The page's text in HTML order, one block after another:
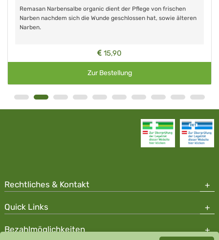
älteren
Das rezeptfreie homöopathische Arzneimittel für Mastitis.
Wartezeit, keine bekannten Nebenwirkungen und
Zur Bestellung
Rechtliches & Kontakt
Quick Links
Bezahlmöglichkeiten